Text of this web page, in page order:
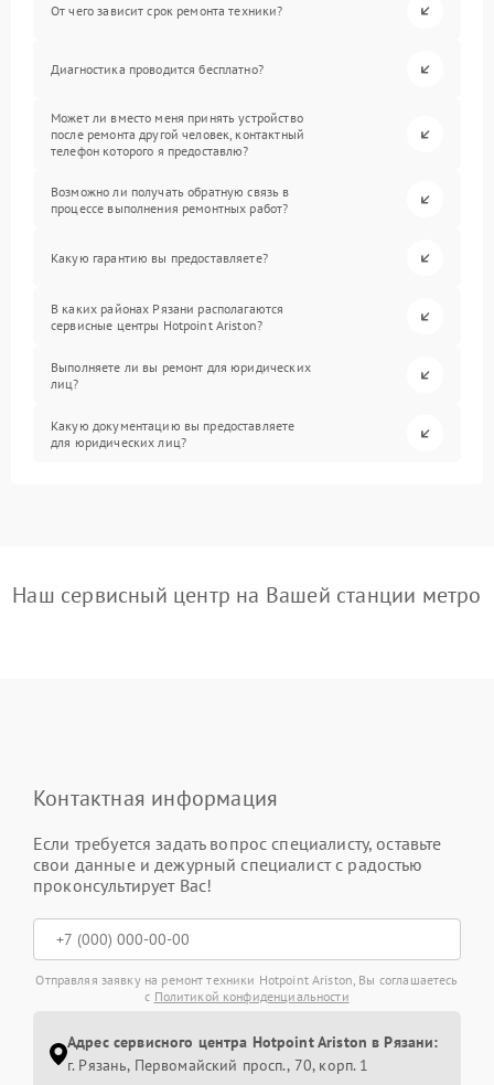
От чего зависит срок ремонта техники?
Диагностика проводится бесплатно?
Может ли вместо меня принять устройство
после ремонта другой человек, контактный
телефон которого я предоставлю?
Возможно ли получать обратную связь в
процессе выполнения ремонтных работ?
Какую гарантию вы предоставляете?
В каких районах Рязани располагаются
сервисные центры Hotpoint Ariston?
Выполняете ли вы ремонт для юридических
лиц?
Какую документацию вы предоставляете
для юридических лиц?
Наш сервисный центр на Вашей станции метро
Контактная информация
Если требуется задать вопрос специалисту, оставьте
свои данные и дежурный специалист с радостью
проконсультирует Вас!
Отправляя заявку на ремонт техники Hotpoint Ariston, Вы соглашаетесь
с Политикой конфиденциальности
Адрес сервисного центра Hotpoint Ariston в Рязани:
г. Рязань, Первомайский просп., 70, корп. 1